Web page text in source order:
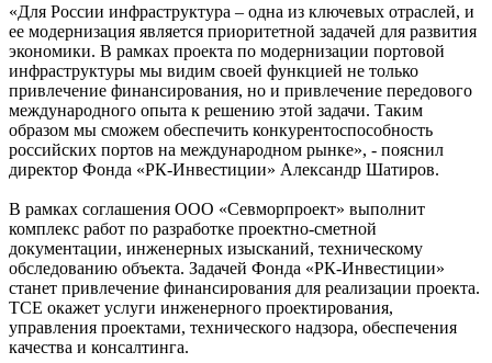
«Для России инфраструктура – одна из ключевых отраслей, и
ее модернизация является приоритетной задачей для развития
экономики. В рамках проекта по модернизации портовой
инфраструктуры мы видим своей функцией не только
привлечение финансирования, но и привлечение передового
международного опыта к решению этой задачи. Таким
образом мы сможем обеспечить конкурентоспособность
российских портов на международном рынке», - пояснил
директор Фонда «РК-Инвестиции» Александр Шатиров.
В рамках соглашения ООО «Севморпроект» выполнит
комплекс работ по разработке проектно-сметной
документации, инженерных изысканий, техническому
обследованию объекта. Задачей Фонда «РК-Инвестиции»
станет привлечение финансирования для реализации проекта.
ТСЕ окажет услуги инженерного проектирования,
управления проектами, технического надзора, обеспечения
качества и консалтинга.